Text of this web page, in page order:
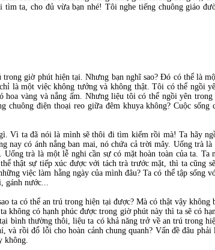
ta, cho đủ vừa bạn nhé! Tôi nghe tiếng chuông giáo
giờ phút hiện tại. Nhưng bạn nghĩ sao? Đó có thể là
là một việc không tưởng và không thật. Tôi có thể ngồi
vàng và nắng ấm. Nhưng liệu tôi có thể ngồi yên
điện thoại reo giữa đêm khuya không? Cuộc sống
Vì ta đã nói là mình sẽ thôi đi tìm kiếm rồi mà! Ta hãy
nay có ánh nắng ban mai, nó chứa cả trời mây. Uống trà
trà là một lễ nghi cần sự có mặt hoàn toàn của ta. Ta
thật sự tiếp xúc được với tách trà trước mặt, thì ta cũng
việc làm hằng ngày của mình đâu? Ta có thể tập sống
gánh nước...
ta có thể an trú trong hiện tại được? Mà có thật vậy không
không có hạnh phúc được trong giờ phút này thì ta sẽ có
bình thường thôi, liệu ta có khả năng trở về an trú trong
và rồi đổ lỗi cho hoàn cảnh chung quanh? Vấn đề đâu
không.